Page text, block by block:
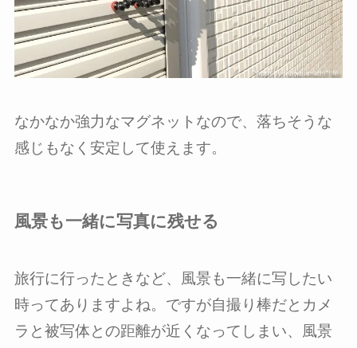
なかなか強力なマグネットなので、落ちそうな
感じもなく安定して使えます。
風景も一緒に写真に残せる
旅行に行ったときなど、風景も一緒に写したい
時ってありますよね。ですが自撮り棒だとカメ
ラと被写体との距離が近くなってしまい、風景